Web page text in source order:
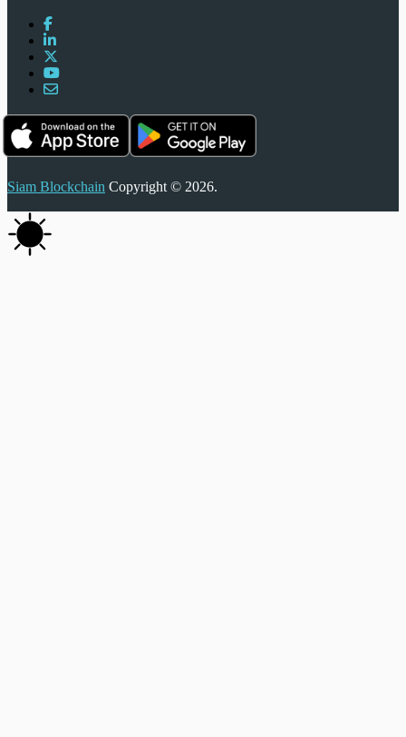
Siam Blockchain Copyright © 2026.